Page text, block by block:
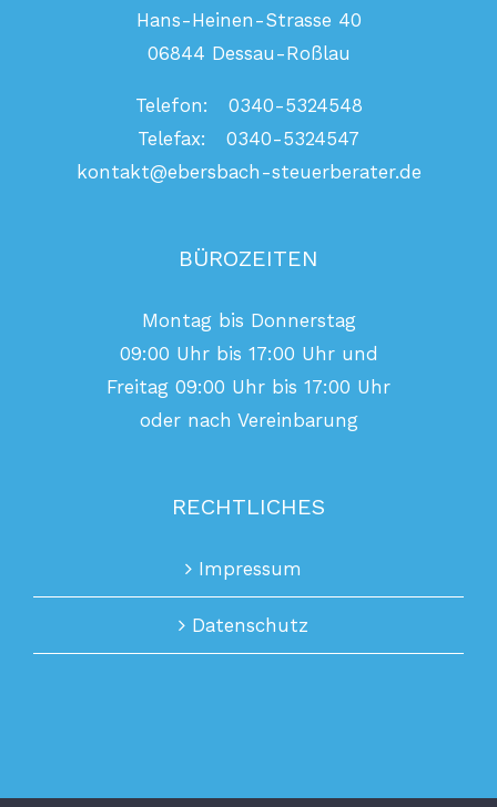
Hans-Heinen-Strasse 40
06844 Dessau-Roßlau
Telefon: 0340-5324548
Telefax: 0340-5324547
kontakt@ebersbach-steuerberater.de
BÜROZEITEN
Montag bis Donnerstag
09:00 Uhr bis 17:00 Uhr und
Freitag 09:00 Uhr bis 17:00 Uhr
oder nach Vereinbarung
RECHTLICHES
Impressum
Datenschutz